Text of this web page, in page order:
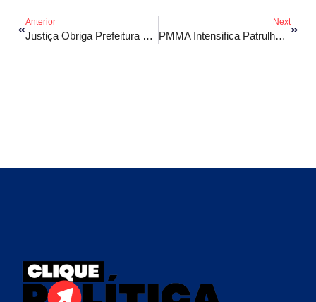
Anterior
Justiça Obriga Prefeitura De Pindaré A Reformular Procuradoria
Next
PMMA Intensifica Patrulha Em São Luís Após Alerta De Facções